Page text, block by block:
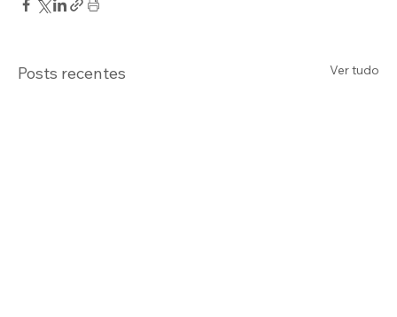
Posts recentes Ver tudo